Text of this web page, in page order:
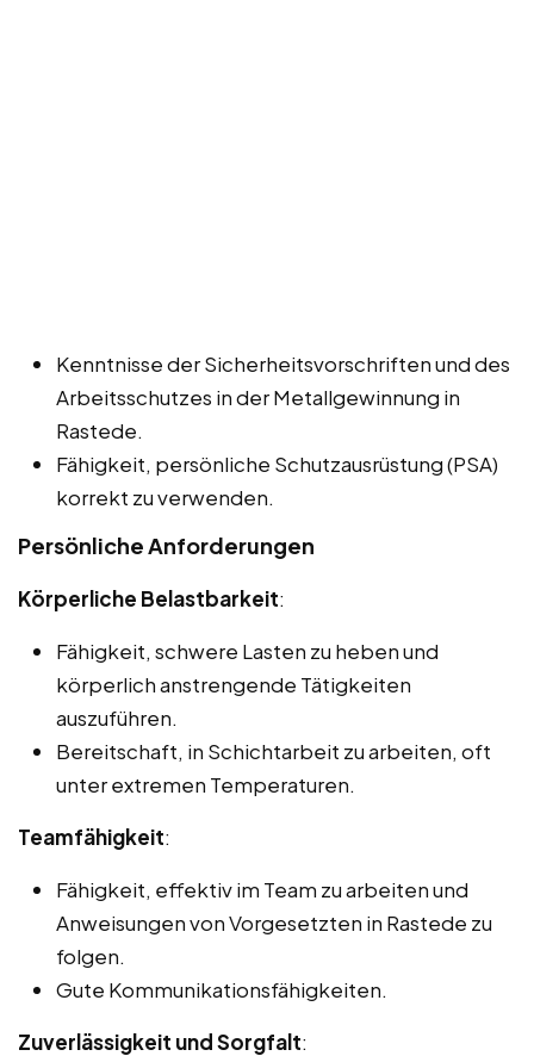
Kenntnisse der Sicherheitsvorschriften und des
Arbeitsschutzes in der Metallgewinnung in
Rastede.
Fähigkeit, persönliche Schutzausrüstung (PSA)
korrekt zu verwenden.
Persönliche Anforderungen
Körperliche Belastbarkeit:
Fähigkeit, schwere Lasten zu heben und
körperlich anstrengende Tätigkeiten
auszuführen.
Bereitschaft, in Schichtarbeit zu arbeiten, oft
unter extremen Temperaturen.
Teamfähigkeit:
Fähigkeit, effektiv im Team zu arbeiten und
Anweisungen von Vorgesetzten in Rastede zu
folgen.
Gute Kommunikationsfähigkeiten.
Zuverlässigkeit und Sorgfalt: